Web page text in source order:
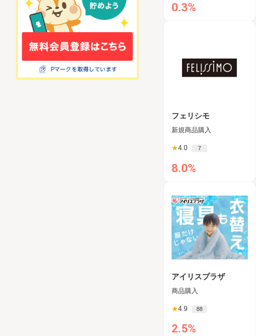
0.3%
フェリシモ
新規商品購入
★4.0 7
8.0%
アイリスプラザ
商品購入
★4.9 88
2.5%